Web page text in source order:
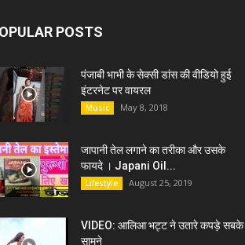
POSTS
पंजाबी भाभी के सेक्सी डांस की वीडियो हुई
इंटरनेट पर वायरल
Music May 8, 2018
जापानी तेल लगाने का तरीका और उसके
फायदे । Japani Oil...
Lifestyle August 25, 2019
VIDEO: आलिआ भट्ट ने उतारे कपड़े सबके
सामने